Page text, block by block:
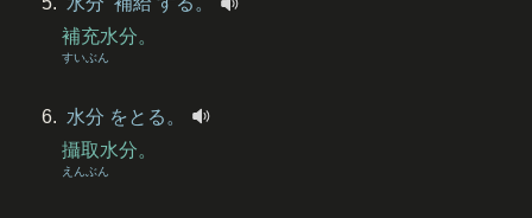
補充水分。
水分
すいぶん
をとる。
攝取水分。
えんぶん